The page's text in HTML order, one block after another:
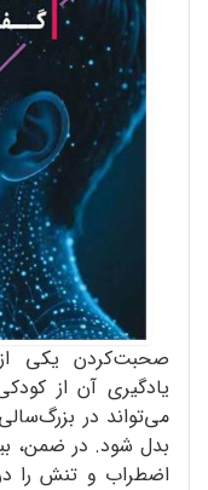
صحبت‌کردن یکی
یادگیری آن از
می‌تواند در
بدل شود. در ضمن،
اضطراب و تنش را